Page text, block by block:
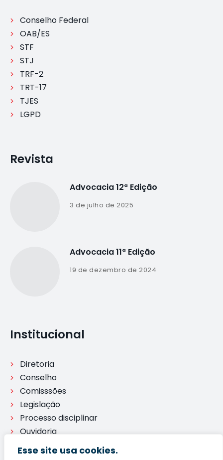
Esse site usa cookies.
Conselho Federal
OAB/ES
STF
STJ
TRF-2
TRT-17
TJES
LGPD
Revista
Advocacia 12ª Edição
3 de julho de 2025
Advocacia 11ª Edição
19 de dezembro de 2024
Institucional
Diretoria
Conselho
Comisssões
Legislação
Processo disciplinar
Ouvidoria